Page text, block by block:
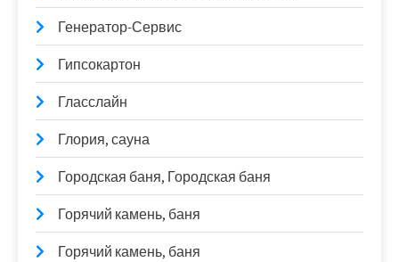
Генератор-Сервис
Гипсокартон
Гласслайн
Глория, сауна
Городская баня, Городская баня
Горячий камень, баня
Горячий камень, баня